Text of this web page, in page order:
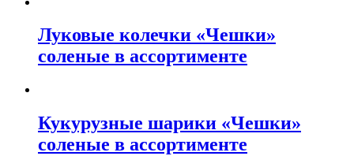
Луковые колечки «Чешки»
соленые в ассортименте
Кукурузные шарики «Чешки»
соленые в ассортименте